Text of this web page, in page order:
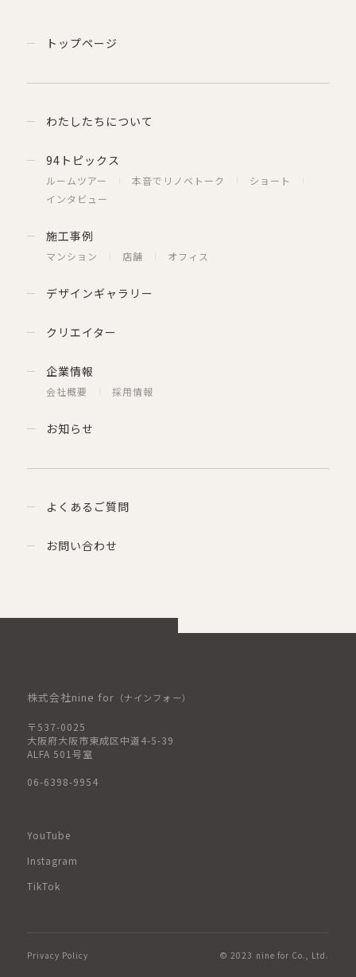
トップページ
わたしたちについて
94トピックス
ルームツアー 本音でリノベトーク
ショート
インタビュー
施工事例
マンション 店舗 オフィス
デザインギャラリー
クリエイター
企業情報
会社概要 採用情報
お知らせ
よくあるご質問
お問い合わせ
株式会社nine for （ナインフォー）
〒537-0025
大阪府大阪市東成区中道4-5-39
ALFA 501号室
06-6398-9954
YouTube
Instagram
TikTok
Privacy Policy © 2023 nine for Co., Ltd.